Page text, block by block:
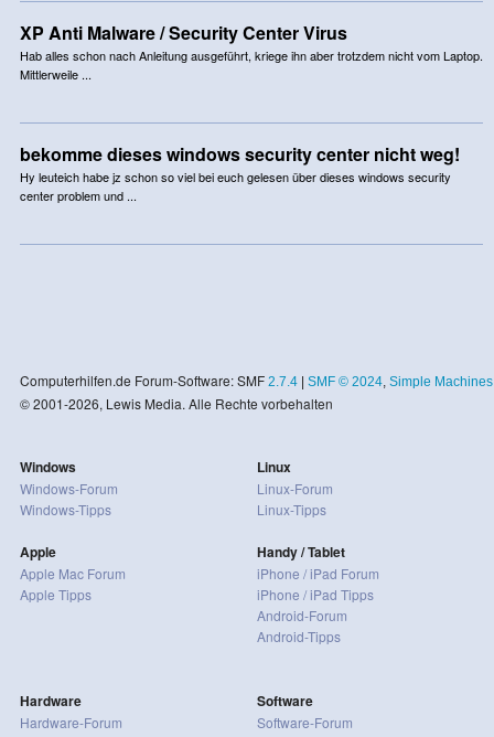
XP Anti Malware / Security Center Virus
Hab alles schon nach Anleitung ausgeführt, kriege ihn aber trotzdem nicht vom Laptop.
Mittlerweile ...
bekomme dieses windows security center nicht weg!
Hy leuteich habe jz schon so viel bei euch gelesen über dieses windows security
center problem und ...
Computerhilfen.de Forum-Software: SMF 2.7.4| SMF © 2024, Simple Machines
© 2001-2026, Lewis Media. Alle Rechte vorbehalten
Windows
Windows-Forum
Windows-Tipps
Apple
Apple Mac Forum
Apple Tipps
Linux
Linux-Forum
Linux-Tipps
Handy / Tablet
iPhone / iPad Forum
iPhone / iPad Tipps
Android-Forum
Android-Tipps
Hardware
Hardware-Forum
Software
Software-Forum